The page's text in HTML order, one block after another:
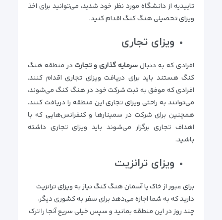
تاییدیه از دانشگاه مورد نظر خود شدید، می‌توانید برای اخذ
ویزای تحصیلی هنگ کنگ اقدام کنید.
ویزای تجاری
افرادی که به دنبالسرمایه گذاری و تجارت در منطقه هنگ
کنگ هستند باید برای دریافت ویزای تجاری اقدام کنند.
افرادی که موفق به ثبت شرکت خود در هنگ کنگ می‌شوند،
می‌توانند به راحتی ویزای تجاری این منطقه را دریافت کنند.
همچنین برای شرکت در سمینارها و کنفرانس‌هایی که با
اهداف تجاری برگزار می‌شوند باید ویزای تجاری داشته
باشید.
ویزای ترانزیت
برای عبور از خاک یا آسمان هنگ کنگ نیاز به ویزای ترانزیت
دارید که به شما اجازه می‌دهد برای سفر به کشوری دیگر،
چند روز در این منطقه بمانید و سپس خیلی سریع آنجا را ترک